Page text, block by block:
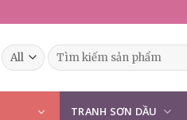
Tìm
kiếm:
TRANH SƠN DẦU